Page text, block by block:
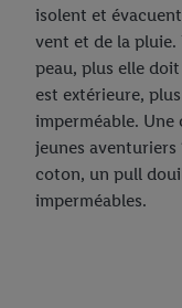
isolent et
vent et de la pluie.
peau, plus elle
est extérieure,
imperméable.
jeunes aventuriers
coton, un pull
imperméables.